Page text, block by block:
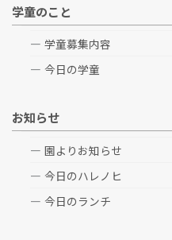
学童のこと
学童募集内容
今日の学童
お知らせ
園よりお知らせ
今日のハレノヒ
今日のランチ